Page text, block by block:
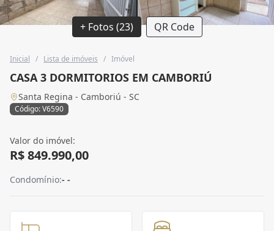
+ Fotos (23) QR Code
Inicial / Lista de imóveis / Imóvel
CASA 3 DORMITORIOS EM CAMBORIÚ
Santa Regina - Camboriú - SC
Código: V6590
Valor do imóvel:
R$ 849.990,00
Condomínio:- -